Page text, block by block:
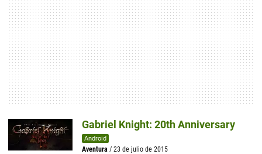
Gabriel Knight: 20th Anniversary
Android
Aventura / 23 de julio de 2015